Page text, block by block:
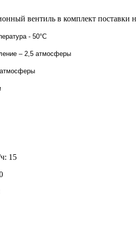
вентиль в комплект поставки
- 50°С
– 2,5 атмосферы
15